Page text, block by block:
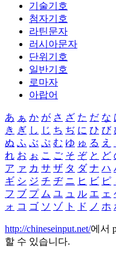
기술기호
첨자기호
라틴문자
러시아문자
단위기호
일반기호
로마자
아랍어
あ ぁ か が さ ざ た だ な
き ぎ し じ ち ぢ に ひ び
ぬ ふ ぶ ぷ む ゆ ゅ る え
れ お ぉ こ ご そ ぞ と ど
ア ァ カ サ ザ タ ダ ナ ハ
ギ シ ジ チ ヂ ニ ヒ ビ ピ
フ ブ プ ム ユ ュ ル エ ェ
ォ コ ゴ ソ ゾ ト ド ノ ホ
http://chineseinput.net/에서
할 수 있습니다.